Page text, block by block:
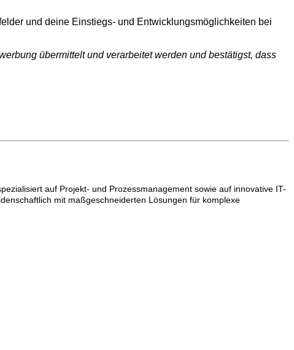
und deine Einstiegs- und Entwicklungsmöglichkeiten bei
übermittelt und verarbeitet werden und bestätigst, dass
auf Projekt- und Prozessmanagement sowie auf innovative IT-
mit maßgeschneiderten Lösungen für komplexe